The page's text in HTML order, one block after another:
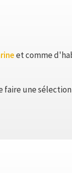
et comme
une sélection